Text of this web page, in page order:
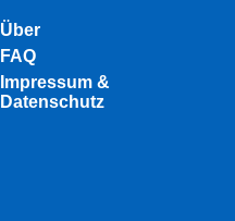
Über
FAQ
Impressum &
Datenschutz